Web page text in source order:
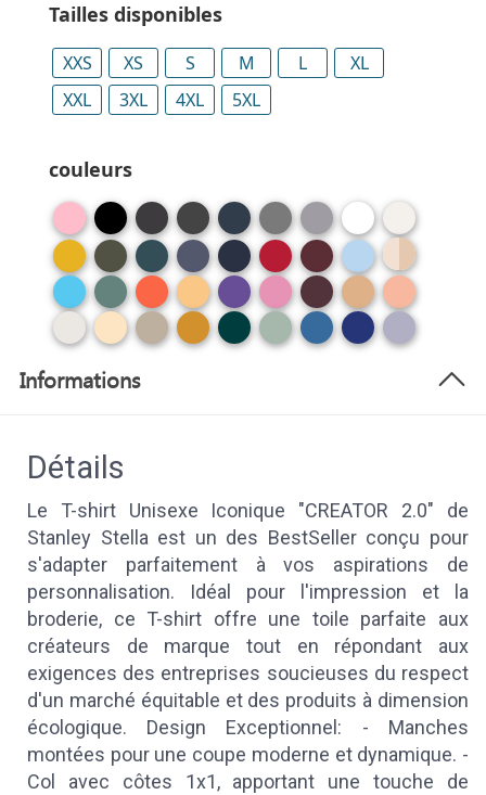
Tailles disponibles
XXS XS S M L
XL
XXL
3XL 4XL 5XL
couleurs
Informations
Détails
Le T-shirt Unisexe Iconique "CREATOR 2.0" de
Stanley Stella est un des BestSeller conçu pour
s'adapter parfaitement à vos aspirations de
personnalisation. Idéal pour l'impression et la
broderie, ce T-shirt offre une toile parfaite aux
créateurs de marque tout en répondant aux
exigences des entreprises soucieuses du respect
d'un marché équitable et des produits à dimension
écologique. Design Exceptionnel: - Manches
montées pour une coupe moderne et dynamique. -
Col avec côtes 1x1, apportant une touche de